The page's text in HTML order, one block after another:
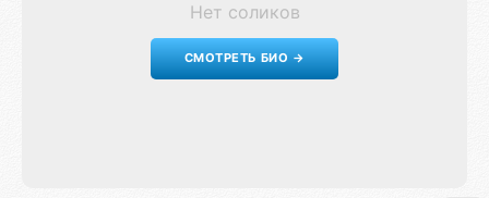
Нет соликов
СМОТРЕТЬ БИО →